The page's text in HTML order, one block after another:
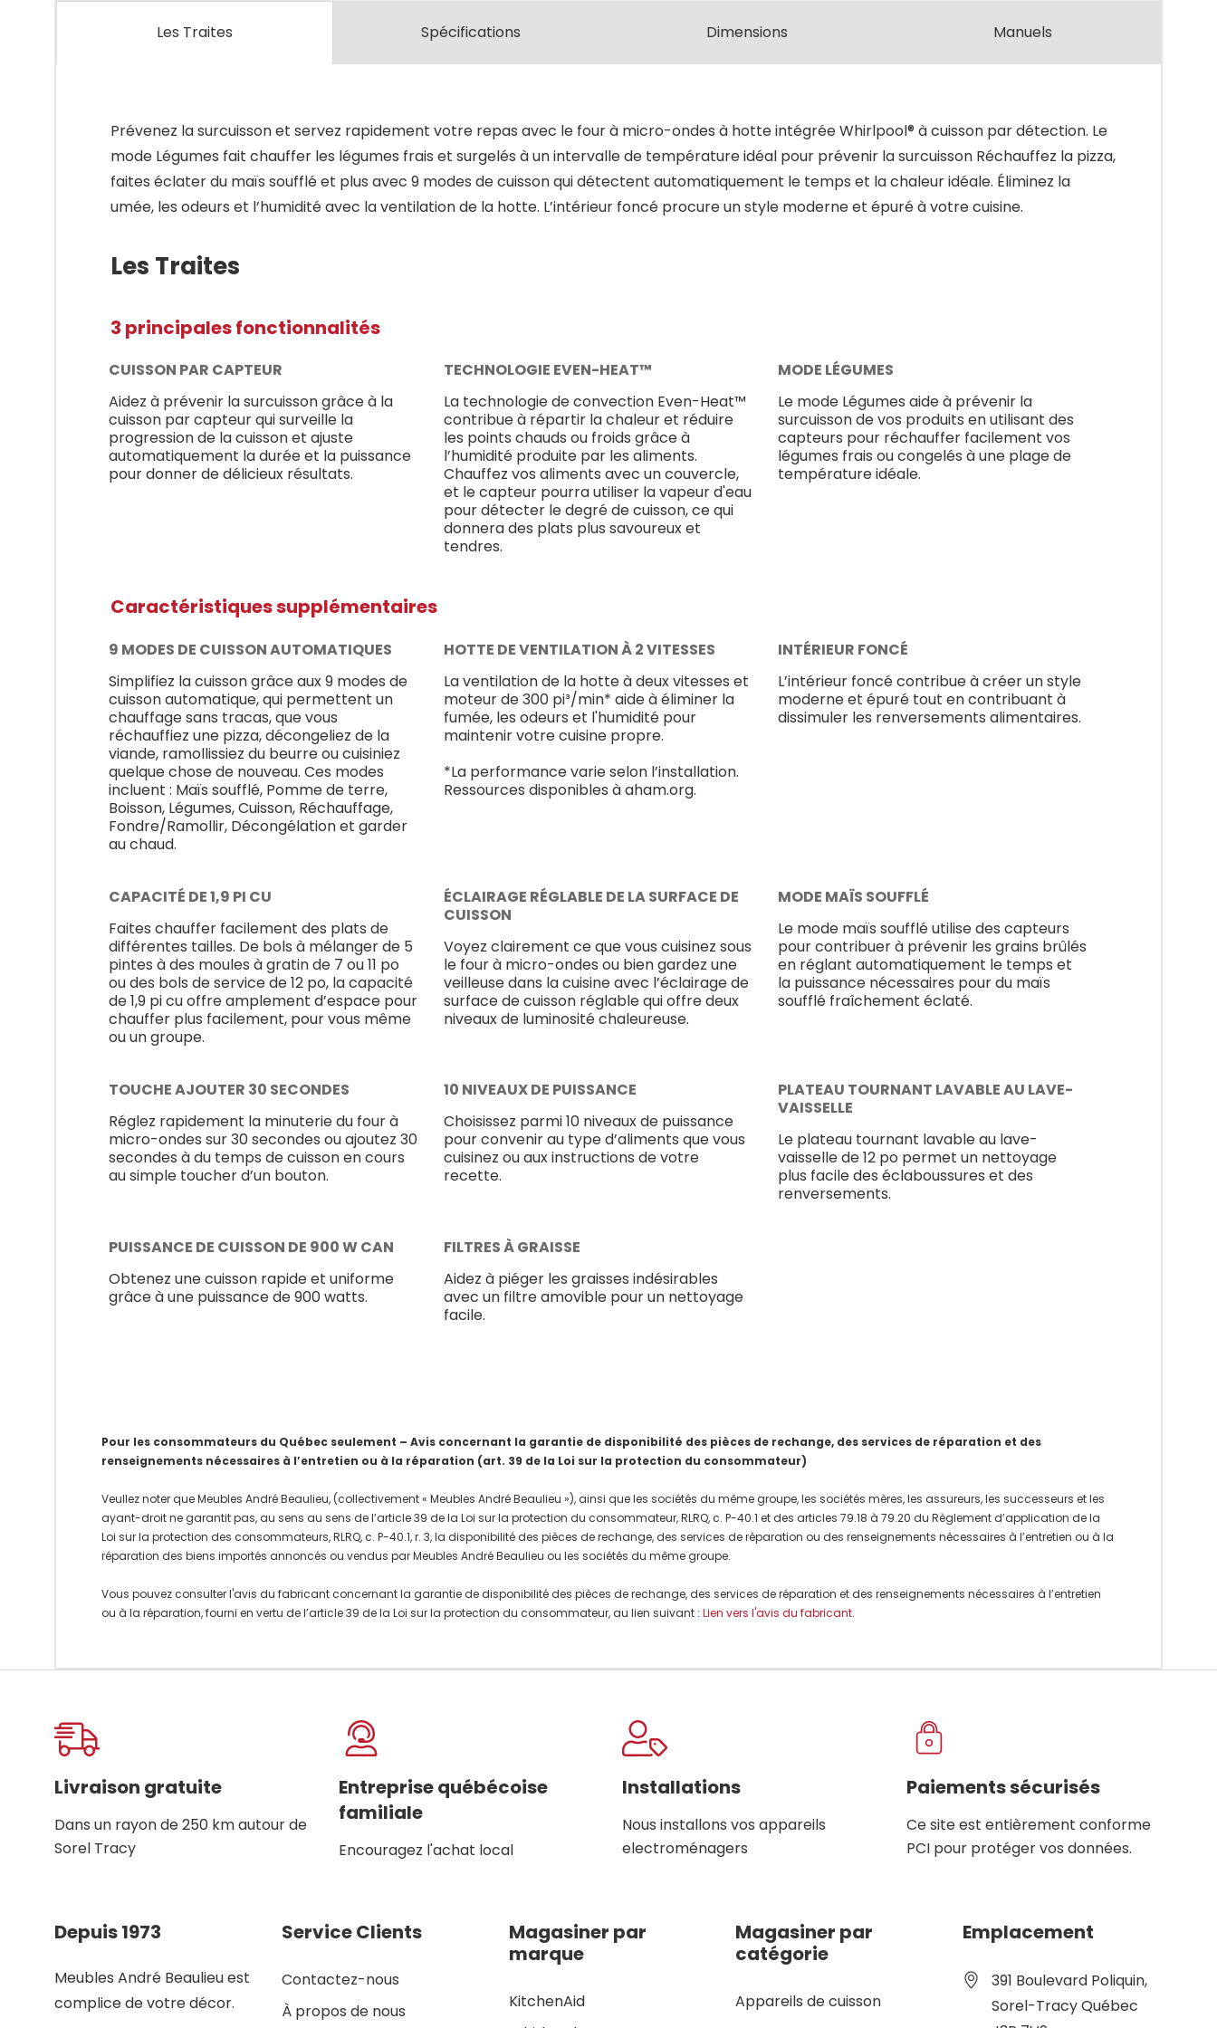
Les Traites Spécifications Dimensions Manuels
Prévenez la surcuisson et servez rapidement votre repas avec le four à micro-ondes à hotte intégrée Whirlpool® à cuisson par détection. Le
mode Légumes fait chauffer les légumes frais et surgelés à un intervalle de température idéal pour prévenir la surcuisson Réchauffez la pizza,
faites éclater du maïs soufflé et plus avec 9 modes de cuisson qui détectent automatiquement le temps et la chaleur idéale. Éliminez la
umée, les odeurs et l’humidité avec la ventilation de la hotte. L’intérieur foncé procure un style moderne et épuré à votre cuisine.
Les Traites
3 principales fonctionnalités
CUISSON PAR CAPTEUR
Aidez à prévenir la surcuisson grâce à la
cuisson par capteur qui surveille la
progression de la cuisson et ajuste
automatiquement la durée et la puissance
pour donner de délicieux résultats.
TECHNOLOGIE EVEN-HEAT™
La technologie de convection Even-Heat™
contribue à répartir la chaleur et réduire
les points chauds ou froids grâce à
l’humidité produite par les aliments.
Chauffez vos aliments avec un couvercle,
et le capteur pourra utiliser la vapeur d'eau
pour détecter le degré de cuisson, ce qui
donnera des plats plus savoureux et
tendres.
MODE LÉGUMES
Le mode Légumes aide à prévenir la
surcuisson de vos produits en utilisant des
capteurs pour réchauffer facilement vos
légumes frais ou congelés à une plage de
température idéale.
Caractéristiques supplémentaires
9 MODES DE CUISSON AUTOMATIQUES
Simplifiez la cuisson grâce aux 9 modes de
cuisson automatique, qui permettent un
chauffage sans tracas, que vous
réchauffiez une pizza, décongeliez de la
viande, ramollissiez du beurre ou cuisiniez
quelque chose de nouveau. Ces modes
incluent : Maïs soufflé, Pomme de terre,
Boisson, Légumes, Cuisson, Réchauffage,
Fondre/Ramollir, Décongélation et garder
au chaud.
HOTTE DE VENTILATION À 2 VITESSES
La ventilation de la hotte à deux vitesses et
moteur de 300 pi³/min* aide à éliminer la
fumée, les odeurs et l'humidité pour
maintenir votre cuisine propre.
*La performance varie selon l’installation.
Ressources disponibles à aham.org.
INTÉRIEUR FONCÉ
L’intérieur foncé contribue à créer un style
moderne et épuré tout en contribuant à
dissimuler les renversements alimentaires.
CAPACITÉ DE 1,9 PI CU
Faites chauffer facilement des plats de
différentes tailles. De bols à mélanger de 5
pintes à des moules à gratin de 7 ou 11 po
ou des bols de service de 12 po, la capacité
de 1,9 pi cu offre amplement d’espace pour
chauffer plus facilement, pour vous même
ou un groupe.
ÉCLAIRAGE RÉGLABLE DE LA SURFACE DE
CUISSON
Voyez clairement ce que vous cuisinez sous
le four à micro-ondes ou bien gardez une
veilleuse dans la cuisine avec l’éclairage de
surface de cuisson réglable qui offre deux
niveaux de luminosité chaleureuse.
MODE MAÏS SOUFFLÉ
Le mode maïs soufflé utilise des capteurs
pour contribuer à prévenir les grains brûlés
en réglant automatiquement le temps et
la puissance nécessaires pour du maïs
soufflé fraîchement éclaté.
TOUCHE AJOUTER 30 SECONDES
Réglez rapidement la minuterie du four à
micro-ondes sur 30 secondes ou ajoutez 30
secondes à du temps de cuisson en cours
au simple toucher d’un bouton.
10 NIVEAUX DE PUISSANCE
Choisissez parmi 10 niveaux de puissance
pour convenir au type d’aliments que vous
cuisinez ou aux instructions de votre
recette.
PLATEAU TOURNANT LAVABLE AU LAVE-
VAISSELLE
Le plateau tournant lavable au lave-
vaisselle de 12 po permet un nettoyage
plus facile des éclaboussures et des
renversements.
PUISSANCE DE CUISSON DE 900 W CAN
Obtenez une cuisson rapide et uniforme
grâce à une puissance de 900 watts.
FILTRES À GRAISSE
Aidez à piéger les graisses indésirables
avec un filtre amovible pour un nettoyage
facile.
Pour les consommateurs du Québec seulement – Avis concernant la garantie de disponibilité des pièces de rechange, des services de réparation et des
renseignements nécessaires à l’entretien ou à la réparation (art. 39 de la Loi sur la protection du consommateur)
Veullez noter que Meubles André Beaulieu, (collectivement « Meubles André Beaulieu »), ainsi que les sociétés du même groupe, les sociétés mères, les assureurs, les successeurs et les
ayant-droit ne garantit pas, au sens au sens de l’article 39 de la Loi sur la protection du consommateur, RLRQ, c. P-40.1 et des articles 79.18 à 79.20 du Règlement d’application de la
Loi sur la protection des consommateurs, RLRQ, c. P-40.1, r. 3, la disponibilité des pièces de rechange, des services de réparation ou des renseignements nécessaires à l’entretien ou à la
réparation des biens importés annoncés ou vendus par Meubles André Beaulieu ou les sociétés du même groupe.
Vous pouvez consulter l'avis du fabricant concernant la garantie de disponibilité des pièces de rechange, des services de réparation et des renseignements nécessaires à l’entretien
ou à la réparation, fourni en vertu de l’article 39 de la Loi sur la protection du consommateur, au lien suivant : Lien vers l'avis du fabricant.
personnalisé
Livraison gratuite
Dans un rayon de 250 km autour de
Sorel Tracy
Entreprise québécoise
familiale
Encouragez l'achat local
Installations
Nous installons vos appareils
electroménagers
Paiements sécurisés
Ce site est entièrement conforme
PCI pour protéger vos données.
Depuis 1973
Meubles André Beaulieu est
complice de votre décor.
Service Clients
Contactez-nous
À propos de nous
Magasiner par
marque
KitchenAid
Magasiner par
catégorie
Appareils de cuisson
Emplacement
391 Boulevard Poliquin,
Sorel-Tracy Québec